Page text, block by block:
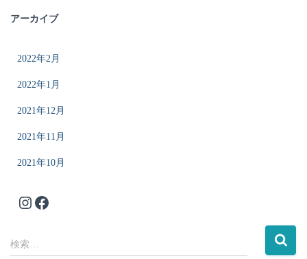
アーカイブ
2022年2月
2022年1月
2021年12月
2021年11月
2021年10月
realtwistインスタグラムFacebook
検
索
検索…